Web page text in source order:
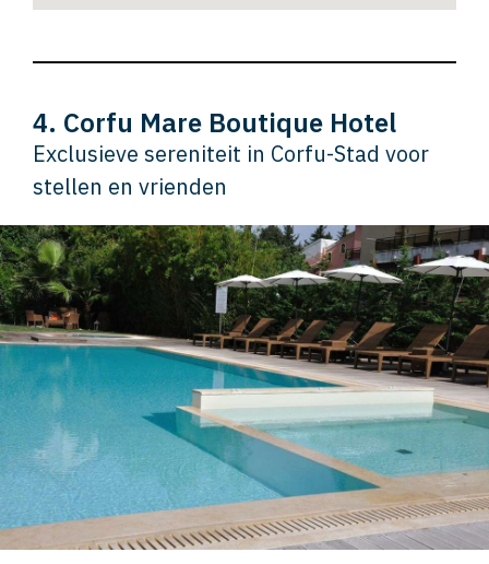
4. Corfu Mare Boutique Hotel
Exclusieve sereniteit in Corfu-Stad voor
stellen en vrienden